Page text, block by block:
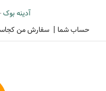
آدینه بوک
حساب شما
سفارش من